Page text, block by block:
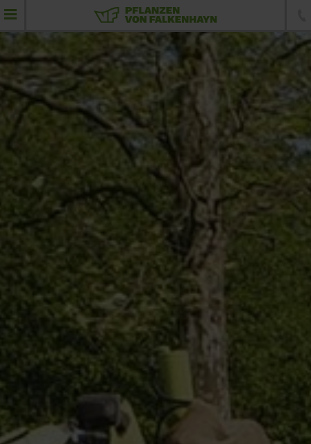
Lieferprogramm Großhandel
Klimabäume
Baumschule
Konfigurator
Privatkunden
Referenzen
Kontakt
Unsere Website für
Privatkunden:
Das Angebot dieser Seite richtet sich an
Geschäftskunden. Bitte beachten Sie
daher das Sortiment unserer Marke VON
FALKENHAYN.
Einfach hier entlang